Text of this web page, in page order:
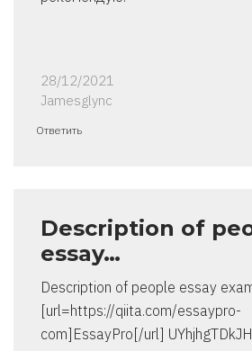
28/12/2021
Jamesglync
Ответить
Description of
essay…
Description of people essay
[url=https://qiita.com/essaypro-
com]EssayPro[/url]